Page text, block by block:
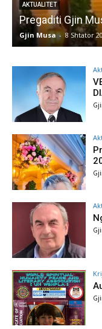
AKTUALITET
Pregaditi Gjin
Gjin Musa - 8 Shtator